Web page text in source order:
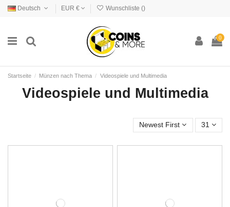
Deutsch EUR € Wunschliste ()
0
Startseite Münzen nach Thema Videospiele und Multimedia
Videospiele und Multimedia
Newest First 31